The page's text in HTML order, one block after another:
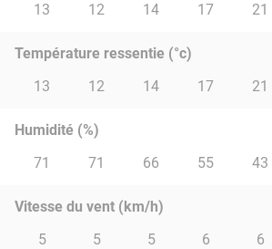
13
12 14 17 21
Température ressentie (°c)
13
12 14 17 21
Humidité (%)
71
71 66 55 43
Vitesse du vent (km/h)
5
5 5 6 6